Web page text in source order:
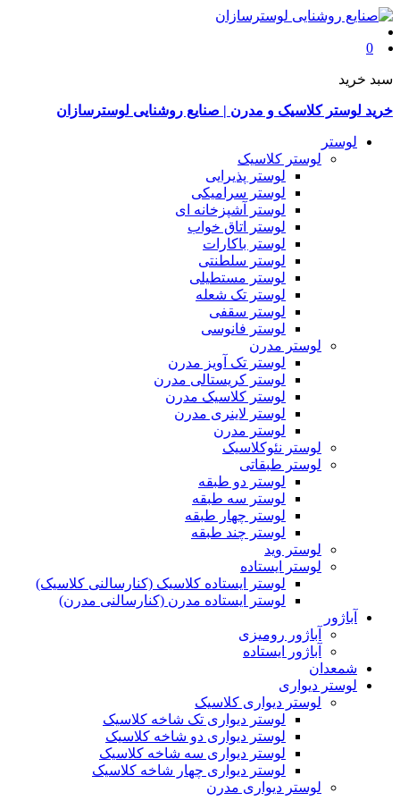
0
سبد خرید
خرید لوستر کلاسیک و مدرن | صنایع روشنایی لوسترسازان
لوستر
لوستر کلاسیک
لوستر پذیرایی
لوستر سرامیکی
لوستر آشپزخانه ای
لوستر اتاق خواب
لوستر باکارات
لوستر سلطنتی
لوستر مستطیلی
لوستر تک شعله
لوستر سقفی
لوستر فانوسی
لوستر مدرن
لوستر تک آویز مدرن
لوستر کریستالی مدرن
لوستر کلاسیک مدرن
لوستر لاینری مدرن
لوستر مدرن
لوستر نئوکلاسیک
لوستر طبقاتی
لوستر دو طبقه
لوستر سه طبقه
لوستر چهار طبقه
لوستر چند طبقه
لوستر وید
لوستر ایستاده
لوستر ایستاده کلاسیک (کنارسالنی کلاسیک)
لوستر ایستاده مدرن (کنارسالنی مدرن)
آباژور
آباژور رومیزی
آباژور ایستاده
شمعدان
لوستر دیواری
لوستر دیواری کلاسیک
لوستر دیواری تک شاخه کلاسیک
لوستر دیواری دو شاخه کلاسیک
لوستر دیواری سه شاخه کلاسیک
لوستر دیواری چهار شاخه کلاسیک
لوستر دیواری مدرن